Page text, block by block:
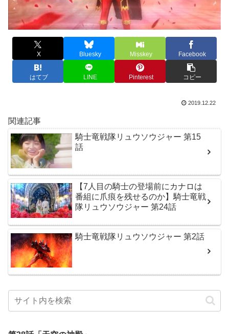
X Bluesky Misskey Facebook
はてブ LINE Pinterest コピー
2019.12.22
関連記事
騎士竜戦隊リュウソウジャー 第15
話
【7人目の騎士の登場前にカナロは
番組に爪痕を残せるのか】騎士竜戦
隊リュウソウジャー 第24話
騎士竜戦隊リュウソウジャー 第2話